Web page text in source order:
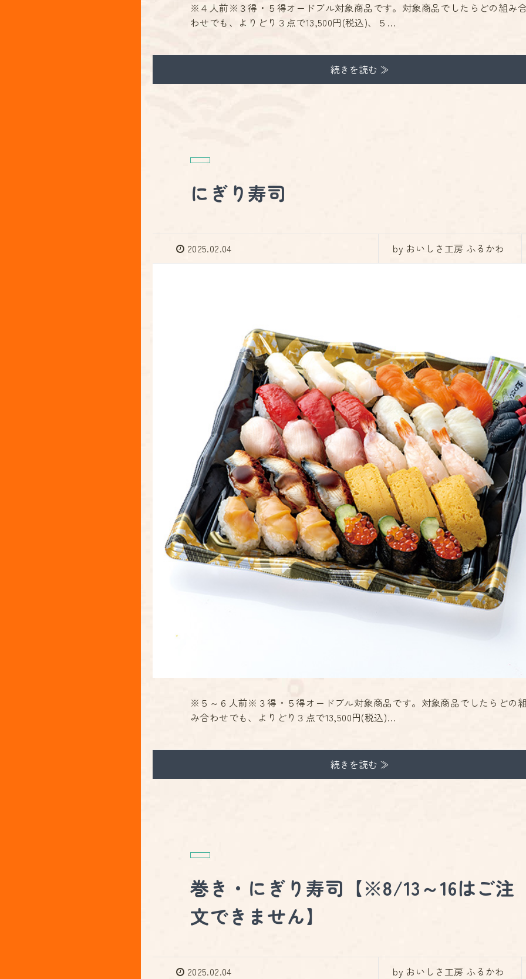
※４人前※３得・５得オードブル対象商品です。対象商品でしたらどの組み
わせでも、よりどり３点で13,500円(税込)、５…
続きを読む ≫
にぎり寿司
2025.02.04 by おいしさ工房 ふるかわ
※５～６人前※３得・５得オードブル対象商品です。対象商品でしたらどの
み合わせでも、よりどり３点で13,500円(税込)…
続きを読む ≫
巻き・にぎり寿司【※8/13～16はご注
文できません】
2025.02.04 by おいしさ工房 ふるかわ